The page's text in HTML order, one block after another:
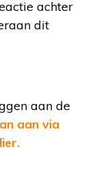
achter
dit
aan de
aan via